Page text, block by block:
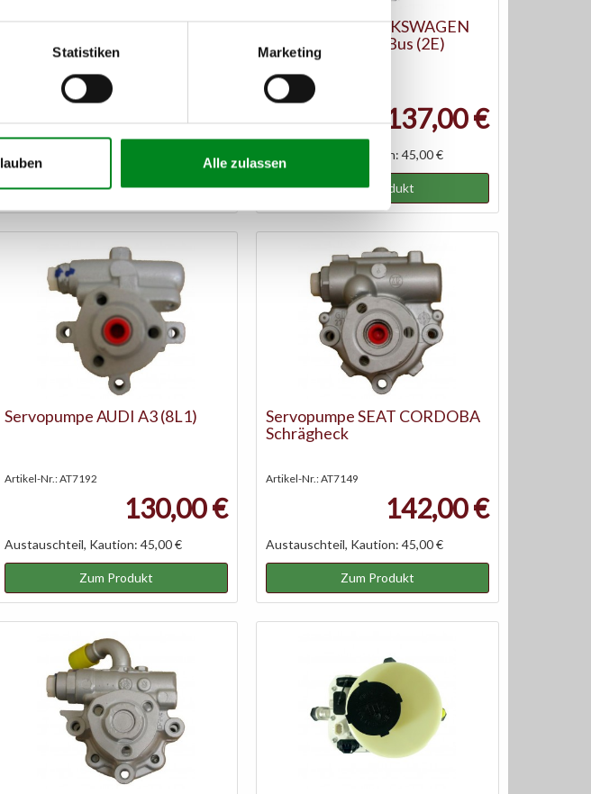
Statistiken Marketing
Alle zulassen
Servopumpe CITROEN C5
Artikel-Nr.: AT7446
138,00 €
Austauschteil, Kaution: 45,00 €
Zum Produkt
Servopumpe VOLKSWAGEN
CRAFTER 30-35 Bus (2E)
Artikel-Nr.: AT7377
137,00 €
Austauschteil, Kaution: 45,00 €
Zum Produkt
Servopumpe AUDI A3 (8L1)
Artikel-Nr.: AT7192
130,00 €
Austauschteil, Kaution: 45,00 €
Zum Produkt
Servopumpe SEAT CORDOBA
Schrägheck
Artikel-Nr.: AT7149
142,00 €
Austauschteil, Kaution: 45,00 €
Zum Produkt